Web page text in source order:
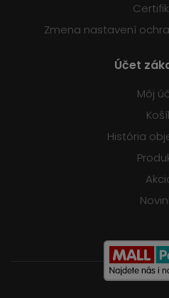
Zmena nastavení
Účet
Môj
História